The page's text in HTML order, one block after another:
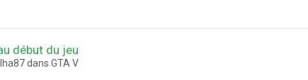
début du jeu
dans GTA V